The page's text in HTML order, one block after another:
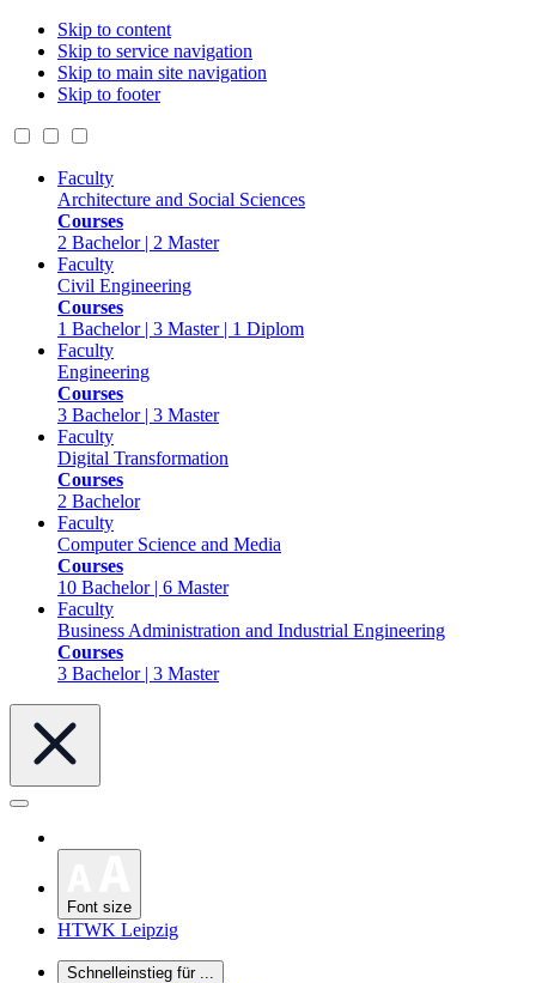
Skip to content
Skip to service navigation
Skip to main site navigation
Skip to footer
Faculty
Architecture and Social Sciences
Courses
2 Bachelor | 2 Master
Faculty
Civil Engineering
Courses
1 Bachelor | 3 Master | 1 Diplom
Faculty
Engineering
Courses
3 Bachelor | 3 Master
Faculty
Digital Transformation
Courses
2 Bachelor
Faculty
Computer Science and Media
Courses
10 Bachelor | 6 Master
Faculty
Business Administration and Industrial Engineering
Courses
3 Bachelor | 3 Master
Font size
HTWK Leipzig
Schnelleinstieg für ...